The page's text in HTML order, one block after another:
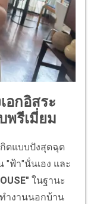
อกอิสระ
พรีเมี่ยม
กิดแบบปังสุดฉุด
"ฟ้า"นั่นเอง และ
ในฐานะ
ำงานนอกบ้าน